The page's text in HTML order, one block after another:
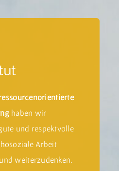
haben wir
und respektvolle
Arbeit
weiterzudenken.